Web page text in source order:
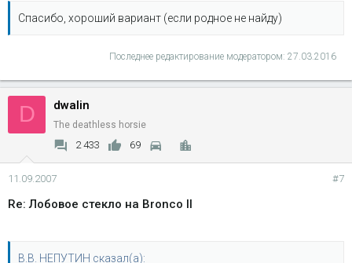
Спасибо, хороший вариант (если родное не найду)
Последнее редактирование модератором: 27.03.2016
D dwalin
The deathless horsie
2 433 69
11.09.2007 #7
Re: Лобовое стекло на Bronco II
В.В. НЕПУТИН сказал(а):